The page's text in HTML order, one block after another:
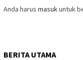
Anda harus masukuntuk
BERITA UTAMA